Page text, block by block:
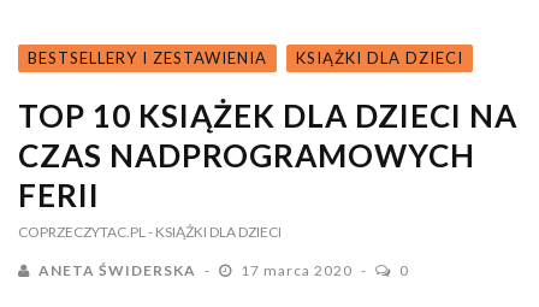
BESTSELLERY I ZESTAWIENIA KSIĄŻKI DLA DZIECI
TOP 10 KSIĄŻEK DLA DZIECI NA
CZAS NADPROGRAMOWYCH
FERII
COPRZECZYTAC.PL - KSIĄŻKI DLA DZIECI
ANETA ŚWIDERSKA 17 marca 2020 0